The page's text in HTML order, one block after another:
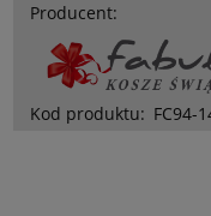
Producent:
Kod produktu: FC94-